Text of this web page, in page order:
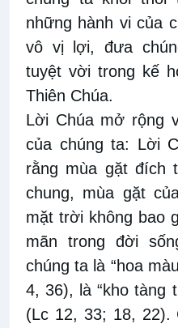
những hành vi của
vô vị lợi, đưa
tuyệt vời trong kế
Thiên Chúa.
Lời Chúa mở rộng
của chúng ta: Lời
rằng mùa gặt đích
chung, mùa gặt
mặt trời không bao
mãn trong đời
chúng ta là “hoa
4, 36), là “kho tàng
(Lc 12, 33; 18, 22).